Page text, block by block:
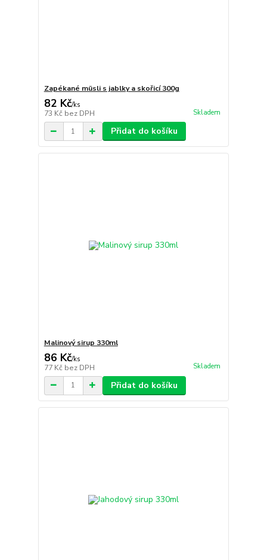
Zapékané müsli s jablky a skořicí 300g
82 Kč/ks
73 Kč bez DPH Skladem
Přidat do košíku
Malinový sirup 330ml
86 Kč/ks
77 Kč bez DPH Skladem
Přidat do košíku